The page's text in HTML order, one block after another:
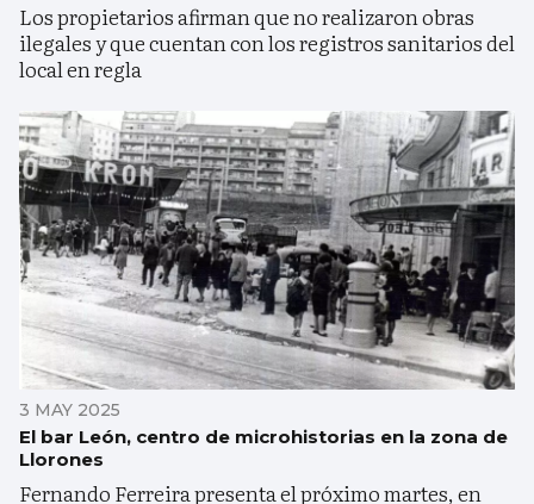
Los propietarios afirman que no realizaron obras
ilegales y que cuentan con los registros sanitarios del
local en regla
3 MAY 2025
El bar León, centro de microhistorias en la zona de
Llorones
Fernando Ferreira presenta el próximo martes, en